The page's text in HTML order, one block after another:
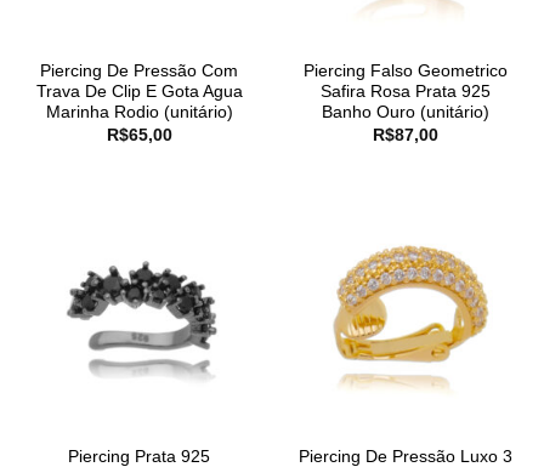
Piercing De Pressão Com
Trava De Clip E Gota Agua
Marinha Rodio (unitário)
R$65,00
Piercing Falso Geometrico
Safira Rosa Prata 925
Banho Ouro (unitário)
R$87,00
Piercing Prata 925
Piercing De Pressão Luxo 3